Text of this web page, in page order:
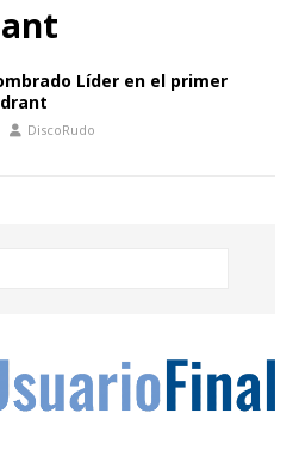
Líder en el primer
DiscoRudo